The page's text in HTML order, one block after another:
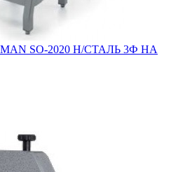
SO-2020 Н/СТАЛЬ 3Ф НА